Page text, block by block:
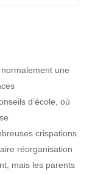
une
d’école, où
crispations
réorganisation
mais les parents